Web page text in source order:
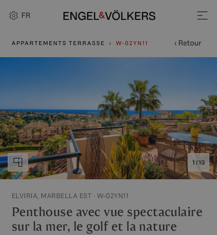
FR
APPARTEMENTS TERRASSE W-02YN11 ‹ Retour
1 / 19
ELVIRIA, MARBELLA EST · W-02YN11
Penthouse avec vue spectaculaire
sur la mer, le golf et la nature